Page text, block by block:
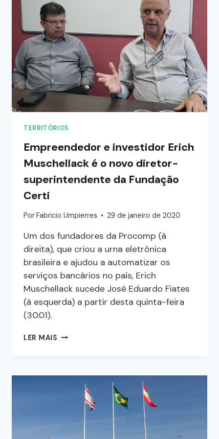
TERRITÓRIOS
Empreendedor e investidor Erich
Muschellack é o novo diretor-
superintendente da Fundação
Certi
PorFabricio Umpierres 29 de janeiro de 2020
Um dos fundadores da Procomp (à
direita), que criou a urna eletrônica
brasileira e ajudou a automatizar os
serviços bancários no país, Erich
Muschellack sucede José Eduardo Fiates
(à esquerda) a partir desta quinta-feira
(30.01).
LER MAIS